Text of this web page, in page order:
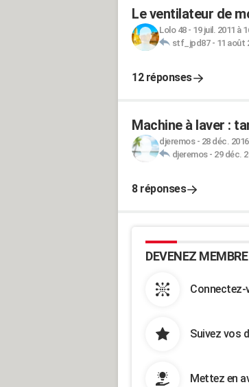
Le ventilateur de
Lolo 48- 19 juil. 2011 à
stf_jpd87- 11 août
12 réponses
Machine à laver :
djeremos- 28 déc.
djeremos- 29 déc.
8 réponses
DEVENEZ
Connectez-
Suivez vos
Mettez en